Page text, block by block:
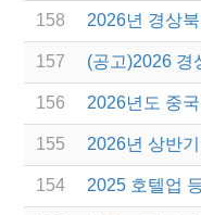
158 2026년 경상
157 (공고)2026 경
156 2026년도 중
155 2026년 상반
154 2025 호텔업